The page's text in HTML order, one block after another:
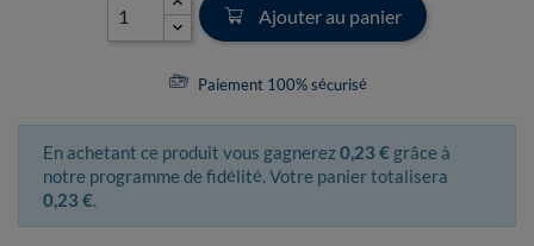
Ajouter au panier
Paiement 100% sécurisé
En achetant ce produit vous gagnerez0,23 € grâce à
notre programme de fidélité. Votre panier totalisera
0,23 €.